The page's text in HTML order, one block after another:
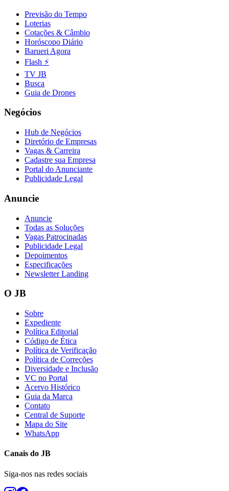
Fluminense
Previsão do Tempo
Loterias
Cotações & Câmbio
Horóscopo Diário
Barueri Agora
Flash ⚡
TV JB
Busca
Guia de Drones
Negócios
Hub de Negócios
Diretório de Empresas
Vagas & Carreira
Cadastre sua Empresa
Portal do Anunciante
Publicidade Legal
Anuncie
Anuncie
Todas as Soluções
Vagas Patrocinadas
Publicidade Legal
Depoimentos
Especificações
Newsletter Landing
O JB
Sobre
Expediente
Política Editorial
Código de Ética
Política de Verificação
Política de Correções
Diversidade e Inclusão
VC no Portal
Acervo Histórico
Guia da Marca
Contato
Central de Suporte
Mapa do Site
WhatsApp
Canais do JB
Siga-nos nas redes sociais